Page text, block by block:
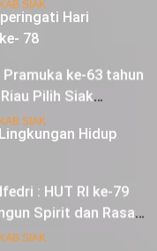
Hari
78
Hidup
ke-63 tahun
Pilih Siak
: HUT RI ke-79
Spirit dan Rasa